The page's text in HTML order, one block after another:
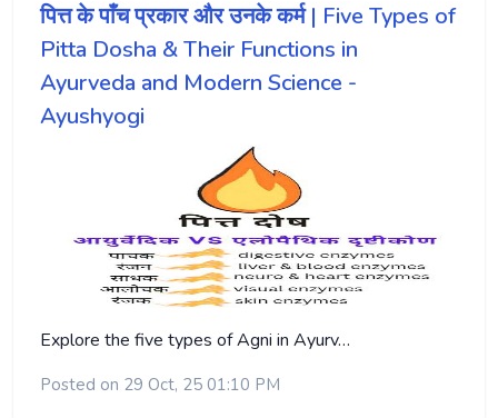
पित्त के पाँच प्रकार और उनके कर्म | Five Types of
Pitta Dosha & Their Functions in
Ayurveda and Modern Science -
Ayushyogi
Explore the five types of Agni in Ayurv…
Posted on 29 Oct, 25 01:10 PM